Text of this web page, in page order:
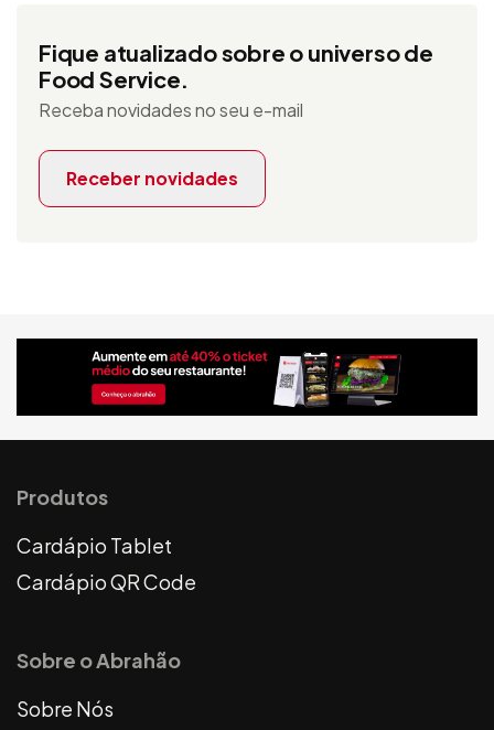
Fique atualizado sobre o universo de
Food Service.
Receba novidades no seu e-mail
Receber novidades
Produtos
Cardápio Tablet
Cardápio QR Code
Sobre o Abrahão
Sobre Nós